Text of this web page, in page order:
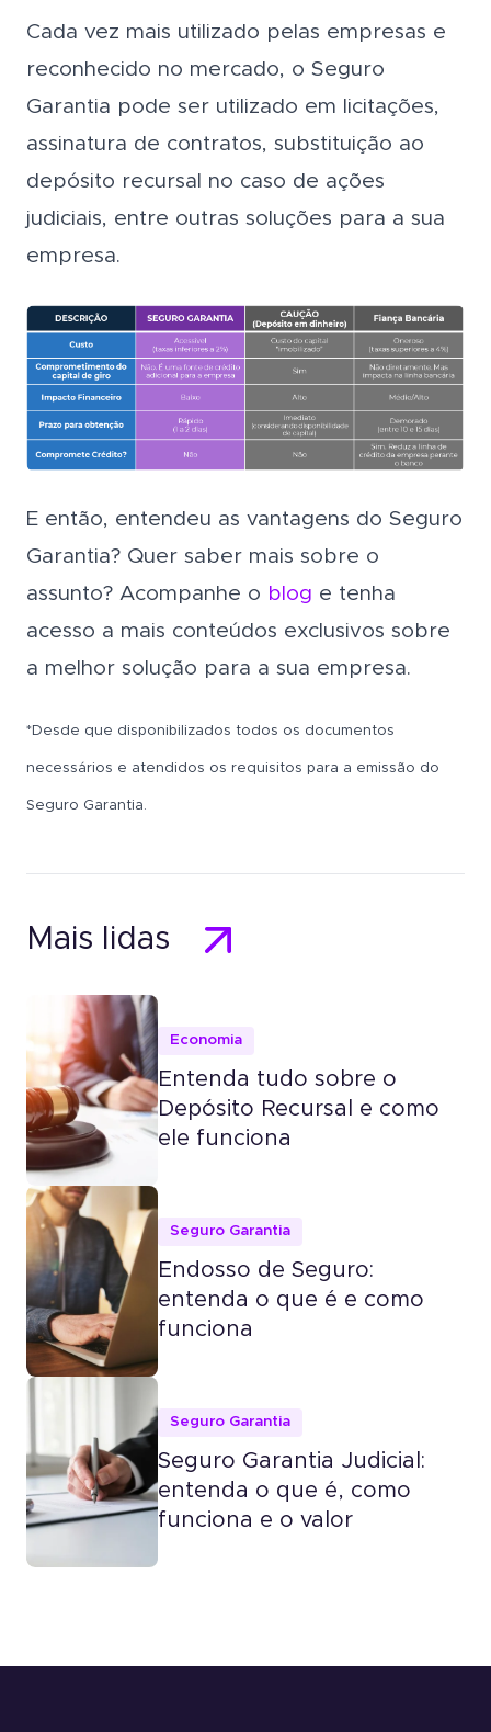
Cada vez mais utilizado pelas empresas e
reconhecido no mercado, o Seguro
Garantia pode ser utilizado em licitações,
assinatura de contratos, substituição ao
depósito recursal no caso de ações
judiciais, entre outras soluções para a sua
empresa.
E então, entendeu as vantagens do Seguro
Garantia? Quer saber mais sobre o
assunto? Acompanhe o blog e tenha
acesso a mais conteúdos exclusivos sobre
a melhor solução para a sua empresa.
*Desde que disponibilizados todos os documentos
necessários e atendidos os requisitos para a emissão do
Seguro Garantia.
Mais lidas
Economia
Entenda tudo sobre o
Depósito Recursal e como
ele funciona
Seguro Garantia
Endosso de Seguro:
entenda o que é e como
funciona
Seguro Garantia
Seguro Garantia Judicial:
entenda o que é, como
funciona e o valor